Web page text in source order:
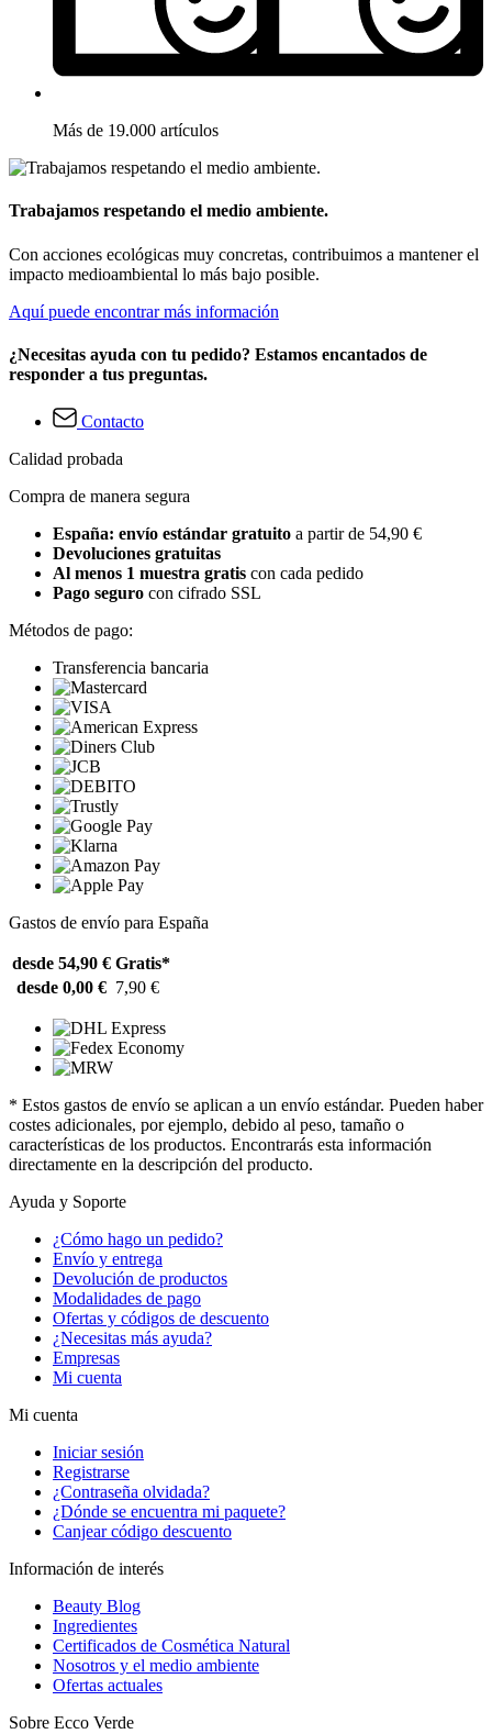
Más de 19.000 artículos
Trabajamos respetando el medio ambiente.
Con acciones ecológicas muy concretas, contribuimos a mantener el
impacto medioambiental lo más bajo posible.
Aquí puede encontrar más información
¿Necesitas ayuda con tu pedido? Estamos encantados de
responder a tus preguntas.
Contacto
Calidad probada
Compra de manera segura
España: envío estándar gratuito a partir de 54,90 €
Devoluciones gratuitas
Al menos 1 muestra gratis con cada pedido
Pago seguro con cifrado SSL
Métodos de pago:
Transferencia bancaria
Gastos de envío para España
desde 54,90 € Gratis*
desde 0,00 € 7,90 €
* Estos gastos de envío se aplican a un envío estándar. Pueden haber
costes adicionales, por ejemplo, debido al peso, tamaño o
características de los productos. Encontrarás esta información
directamente en la descripción del producto.
Ayuda y Soporte
¿Cómo hago un pedido?
Envío y entrega
Devolución de productos
Modalidades de pago
Ofertas y códigos de descuento
¿Necesitas más ayuda?
Empresas
Mi cuenta
Mi cuenta
Iniciar sesión
Registrarse
¿Contraseña olvidada?
¿Dónde se encuentra mi paquete?
Canjear código descuento
Información de interés
Beauty Blog
Ingredientes
Certificados de Cosmética Natural
Nosotros y el medio ambiente
Ofertas actuales
Sobre Ecco Verde